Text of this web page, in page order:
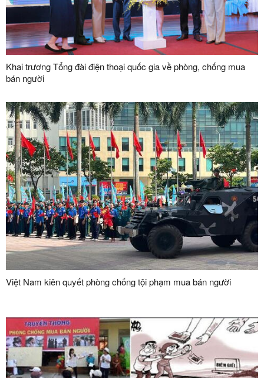
Khai trương Tổng đài điện thoại quốc gia về phòng, chống mua
bán người
Việt Nam kiên quyết phòng chống tội phạm mua bán người